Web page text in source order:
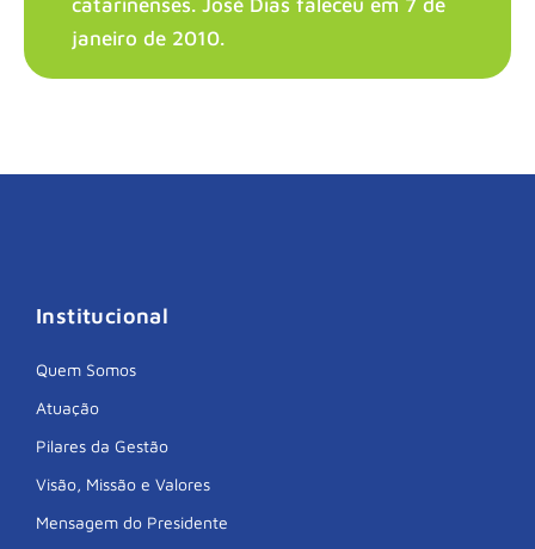
catarinenses. José Dias faleceu em 7 de
janeiro de 2010.
Institucional
Quem Somos
Atuação
Pilares da Gestão
Visão, Missão e Valores
Mensagem do Presidente